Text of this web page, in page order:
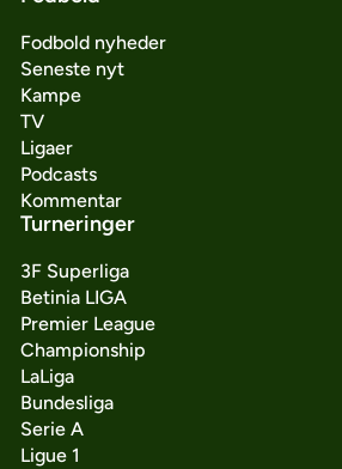
Fodbold nyheder
Seneste nyt
Kampe
TV
Ligaer
Podcasts
Kommentar
Turneringer
3F Superliga
Betinia LIGA
Premier League
Championship
LaLiga
Bundesliga
Serie A
Ligue 1